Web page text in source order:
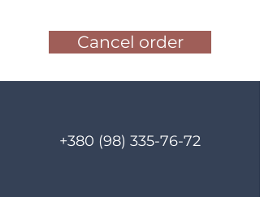
Cancel order
+380 (98) 335-76-72